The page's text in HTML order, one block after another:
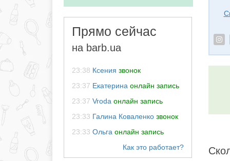
Прямо сейчас
на barb.ua
23:38 Ксения звонок
23:37 Екатерина онлайн запись
23:37 Vroda онлайн запись
23:33 Галина Коваленко звонок
23:33 Ольга онлайн запись